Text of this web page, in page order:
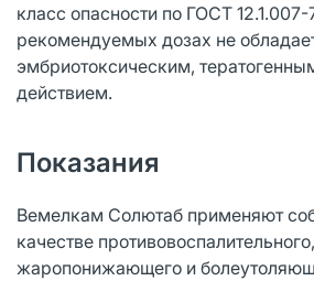
класс опасности по ГОСТ 12.1.007-
рекомендуемых дозах не
эмбриотоксическим,
действием.
Показания
Вемелкам Солютаб применяют
качестве противовоспалительного,
жаропонижающего и